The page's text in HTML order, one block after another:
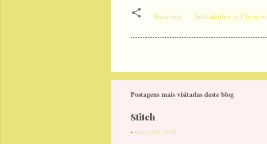
Bailarina Soldadinho de Chumbo
Postagens mais visitadas deste blog
Stitch
- março 09, 2026